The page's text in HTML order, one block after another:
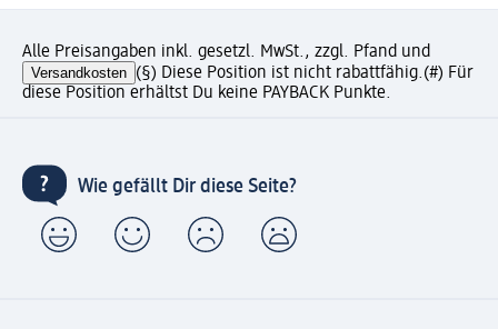
Alle Preisangaben inkl. gesetzl. MwSt., zzgl. Pfand und
Versandkosten (§) Diese Position ist nicht rabattfähig.(#) Für
diese Position erhältst Du keine PAYBACK Punkte.
Wie gefällt Dir diese Seite?